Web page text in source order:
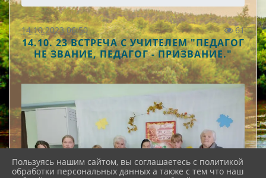
14.10.2023 06:50 61
14.10. 23 ВСТРЕЧА С УЧИТЕЛЕМ "ПЕДАГОГ
НЕ ЗВАНИЕ, ПЕДАГОГ - ПРИЗВАНИЕ."
Пользуясь нашим сайтом, вы соглашаетесь с политикой
обработки персональных данных а также с тем что наш